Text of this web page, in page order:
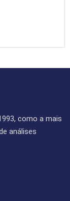
como a mais
análises